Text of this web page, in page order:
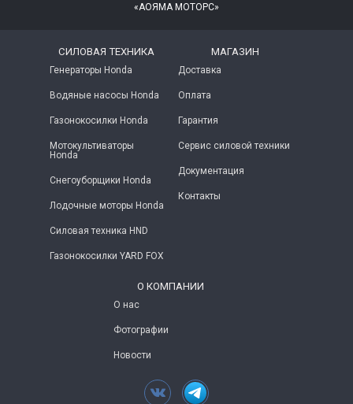
«АОЯМА МОТОРС»
СИЛОВАЯ ТЕХНИКА
Генераторы Honda
Водяные насосы Honda
Газонокосилки Honda
Мотокультиваторы
Honda
Снегоуборщики Honda
Лодочные моторы Honda
Силовая техника HND
Газонокосилки YARD FOX
МАГАЗИН
Доставка
Оплата
Гарантия
Сервис силовой техники
Документация
Контакты
О КОМПАНИИ
О нас
Фотографии
Новости